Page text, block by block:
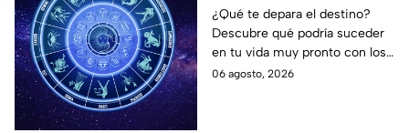
agosto; estos signos
podrían dejar de estar
solteros más pronto de
lo que imaginan y
¿Qué te depara el destino?
Descubre qué podría suceder
en tu vida muy pronto con los
horóscopos de Nana Calistar;
06 agosto, 2026